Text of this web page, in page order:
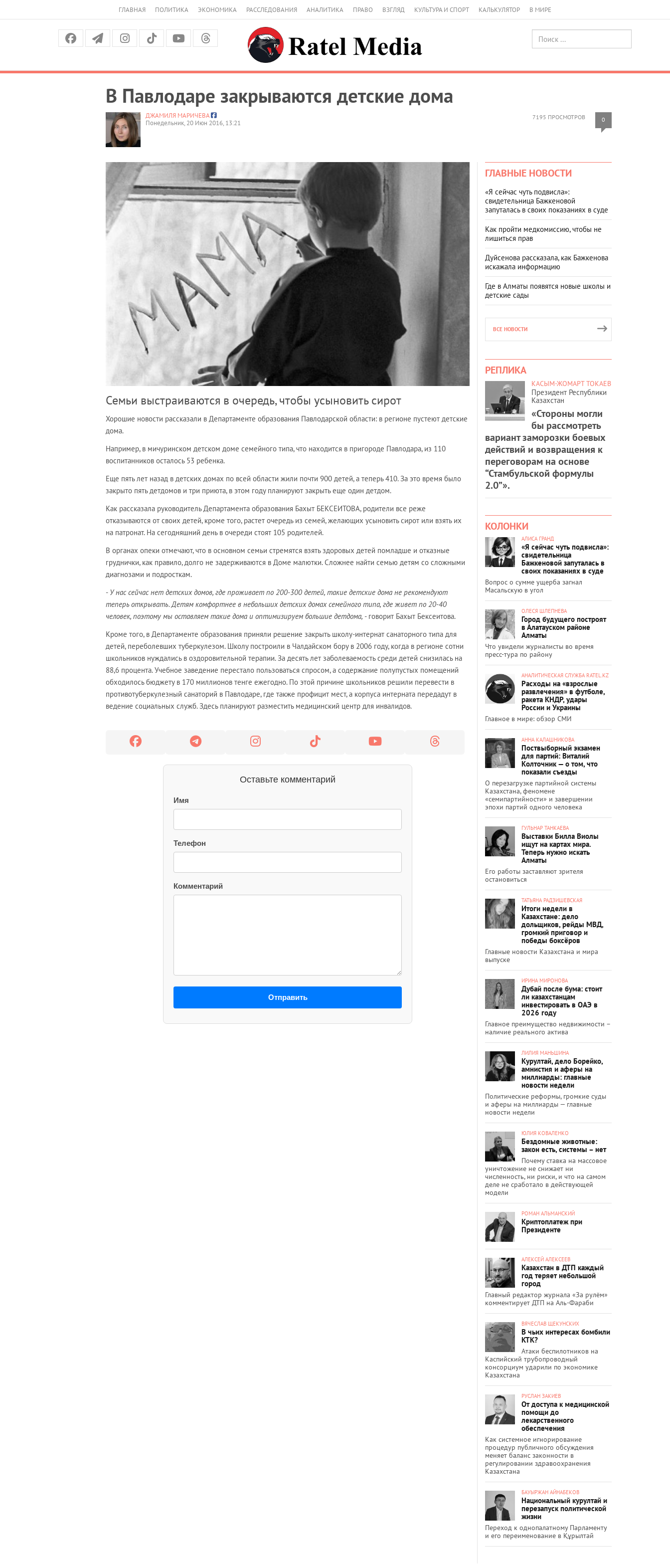
ГЛАВНАЯ ПОЛИТИКА ЭКОНОМИКА РАССЛЕДОВАНИЯ АНАЛИТИКА ПРАВО ВЗГЛЯД КУЛЬТУРА И СПОРТ КАЛЬКУЛЯТОР В МИРЕ
В Павлодаре закрываются детские дома
7195 ПРОСМОТРОВ 0
ДЖАМИЛЯ МАРИЧЕВА
Понедельник, 20 Июн 2016, 13:21
Семьи выстраиваются в очередь, чтобы усыновить сирот
Хорошие новости рассказали в Департаменте образования Павлодарской области: в регионе пустеют детские
дома.
Например, в мичуринском детском доме семейного типа, что находится в пригороде Павлодара, из 110
воспитанников осталось 53 ребенка.
Еще пять лет назад в детских домах по всей области жили почти 900 детей, а теперь 410. За это время было
закрыто пять детдомов и три приюта, в этом году планируют закрыть еще один детдом.
Как рассказала руководитель Департамента образования Бахыт БЕКСЕИТОВА, родители все реже
отказываются от своих детей, кроме того, растет очередь из семей, желающих усыновить сирот или взять их
на патронат. На сегодняшний день в очереди стоят 105 родителей.
В органах опеки отмечают, что в основном семьи стремятся взять здоровых детей помладше и отказные
груднички, как правило, долго не задерживаются в Доме малютки. Сложнее найти семью детям со сложными
диагнозами и подросткам.
- У нас сейчас нет детских домов, где проживает по 200-300 детей, такие детские дома не рекомендуют
теперь открывать. Детям комфортнее в небольших детских домах семейного типа, где живет по 20-40
человек, поэтому мы оставляем такие дома и оптимизируем большие детдома, - говорит Бахыт Бексеитова.
Кроме того, в Департаменте образования приняли решение закрыть школу-интернат санаторного типа для
детей, переболевших туберкулезом. Школу построили в Чалдайском бору в 2006 году, когда в регионе сотни
школьников нуждались в оздоровительной терапии. За десять лет заболеваемость среди детей снизилась на
88,6 процента. Учебное заведение перестало пользоваться спросом, а содержание полупустых помещений
обходилось бюджету в 170 миллионов тенге ежегодно. По этой причине школьников решили перевести в
противотуберкулезный санаторий в Павлодаре, где также профицит мест, а корпуса интерната передадут в
ведение социальных служб. Здесь планируют разместить медицинский центр для инвалидов.
Оставьте комментарий
Имя
Телефон
Комментарий
Отправить
ГЛАВНЫЕ НОВОСТИ
«Я сейчас чуть подвисла»:
свидетельница Бажкеновой
запуталась в своих показаниях в суде
Как пройти медкомиссию, чтобы не
лишиться прав
Дуйсенова рассказала, как Бажкенова
искажала информацию
Где в Алматы появятся новые школы и
детские сады
ВСЕ НОВОСТИ
РЕПЛИКА
КАСЫМ-ЖОМАРТ ТОКАЕВ
Президент Республики
Казахстан
«Стороны могли
бы рассмотреть
вариант заморозки боевых
действий и возвращения к
переговорам на основе
“Стамбульской формулы
2.0”».
КОЛОНКИ
АЛИСА ГРАНД
«Я сейчас чуть подвисла»:
свидетельница
Бажкеновой запуталась в
своих показаниях в суде
Вопрос о сумме ущерба загнал
Масальскую в угол
ОЛЕСЯ ШЛЕПНЕВА
Город будущего построят
в Алатауском районе
Алматы
Что увидели журналисты во время
пресс-тура по району
АНАЛИТИЧЕСКАЯ СЛУЖБА RATEL.KZ
Расходы на «взрослые
развлечения» в футболе,
ракета КНДР, удары
России и Украины
Главное в мире: обзор СМИ
АННА КАЛАШНИКОВА
Поствыборный экзамен
для партий: Виталий
Колточник — о том, что
показали съезды
О перезагрузке партийной системы
Казахстана, феномене
«семипартийности» и завершении
эпохи партий одного человека
ГУЛЬНАР ТАНКАЕВА
Выставки Билла Виолы
ищут на картах мира.
Теперь нужно искать
Алматы
Его работы заставляют зрителя
остановиться
ТАТЬЯНА РАДЗИШЕВСКАЯ
Итоги недели в
Казахстане: дело
дольщиков, рейды МВД,
громкий приговор и
победы боксёров
Главные новости Казахстана и мира
выпуске
ИРИНА МИРОНОВА
Дубай после бума: стоит
ли казахстанцам
инвестировать в ОАЭ в
2026 году
Главное преимущество недвижимости –
наличие реального актива
ЛИЛИЯ МАНЬШИНА
Курултай, дело Борейко,
амнистия и аферы на
миллиарды: главные
новости недели
Политические реформы, громкие суды
и аферы на миллиарды — главные
новости недели
ЮЛИЯ КОВАЛЕНКО
Бездомные животные:
закон есть, системы – нет
Почему ставка на массовое
уничтожение не снижает ни
численность, ни риски, и что на самом
деле не сработало в действующей
модели
РОМАН АЛЬМАНСКИЙ
Криптоплатеж при
Президенте
АЛЕКСЕЙ АЛЕКСЕЕВ
Казахстан в ДТП каждый
год теряет небольшой
город
Главный редактор журнала «За рулём»
комментирует ДТП на Аль-Фараби
ВЯЧЕСЛАВ ЩЕКУНСКИХ
В чьих интересах бомбили
КТК?
Атаки беспилотников на
Каспийский трубопроводный
консорциум ударили по экономике
Казахстана
РУСЛАН ЗАКИЕВ
От доступа к медицинской
помощи до
лекарственного
обеспечения
Как системное игнорирование
процедур публичного обсуждения
меняет баланс законности в
регулировании здравоохранения
Казахстана
БАУЫРЖАН АЙНАБЕКОВ
Национальный курултай и
перезапуск политической
жизни
Переход к однопалатному Парламенту
и его переименование в Құрылтай